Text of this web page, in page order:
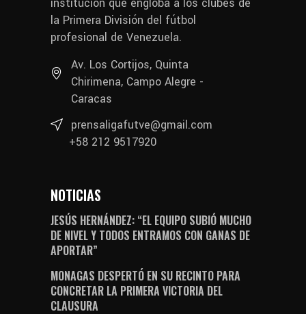
la Primera División del fútbol
profesional de Venezuela.
Av. Los Cortijos, Quinta
Chirimena, Campo Alegre -
Caracas
prensaligafutve@gmail.com
+58 212 9517920
NOTICIAS
JESÚS HERNÁNDEZ: “EL EQUIPO SUBIÓ MUCHO
DE NIVEL Y TODOS ENTRAMOS CON GANAS DE
APORTAR”
MONAGAS DESPERTÓ EN SU RECINTO PARA
CONCRETAR LA PRIMERA VICTORIA DEL
CLAUSURA